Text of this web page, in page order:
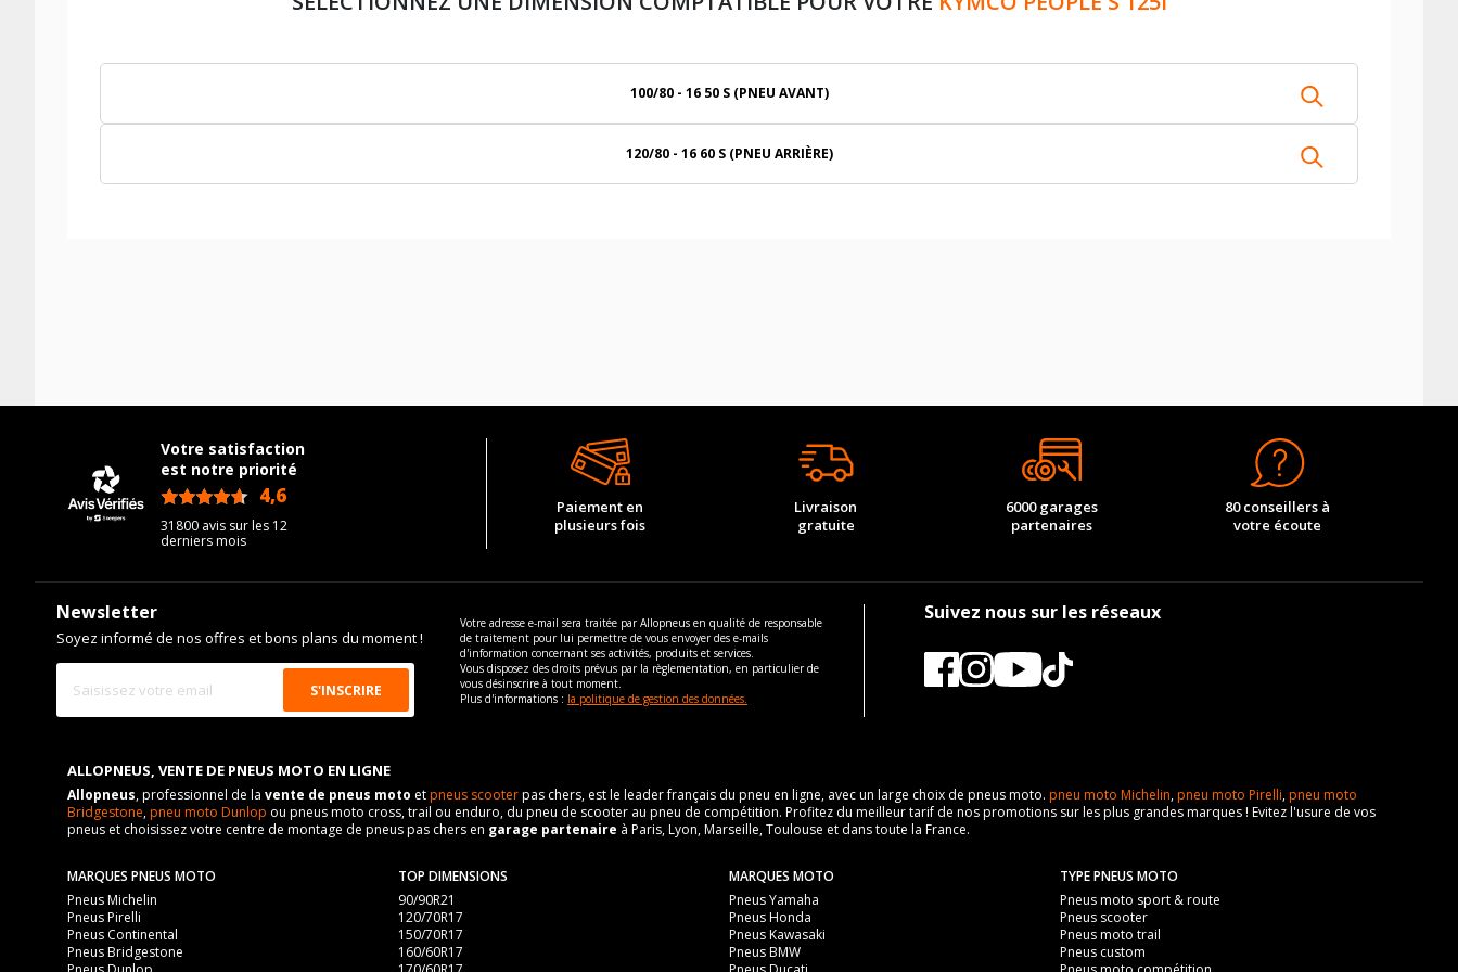
100/80 - 16 50 S (PNEU AVANT)
120/80 - 16 60 S (PNEU ARRIÈRE)
Votre satisfaction
est notre priorité
4,6
31800 avis sur les 12
derniers mois
Paiement en
plusieurs fois
Livraison
gratuite
6000 garages
partenaires
80 conseillers à
votre écoute
Newsletter
Soyez informé de nos offres et bons plans du moment !
Votre adresse e-mail sera traitée par Allopneus en qualité de responsable
de traitement pour lui permettre de vous envoyer des e-mails
d'information concernant ses activités, produits et services.
Vous disposez des droits prévus par la règlementation, en particulier de
vous désinscrire à tout moment.
Plus d'informations : la politique de gestion des données.
Suivez nous sur les réseaux
ALLOPNEUS, VENTE DE PNEUS MOTO EN LIGNE
Allopneus, professionnel de la vente de pneus moto etpneus scooterpas chers, est le leader français du pneu en ligne, avec un large choix de pneus moto. pneu moto Michelin,pneu moto Pirelli,pneu moto
Bridgestone,pneu moto Dunlop ou pneus moto cross, trail ou enduro, du pneu de scooter au pneu de compétition. Profitez du meilleur tarif de nos promotions sur les plus grandes marques ! Evitez l'usure de vos
pneus et choisissez votre centre de montage de pneus pas chers en garage partenaire à Paris, Lyon, Marseille, Toulouse et dans toute la France.
MARQUES PNEUS MOTO
Pneus Michelin
Pneus Pirelli
Pneus Continental
Pneus Bridgestone
TOP DIMENSIONS
90/90R21
120/70R17
150/70R17
160/60R17
MARQUES MOTO
Pneus Yamaha
Pneus Honda
Pneus Kawasaki
Pneus BMW
TYPE PNEUS MOTO
Pneus moto sport & route
Pneus scooter
Pneus moto trail
Pneus custom